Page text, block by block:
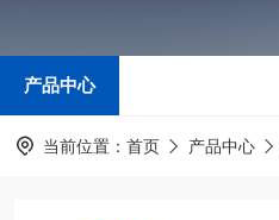
产品中心
当前位置： 首页 产品中心